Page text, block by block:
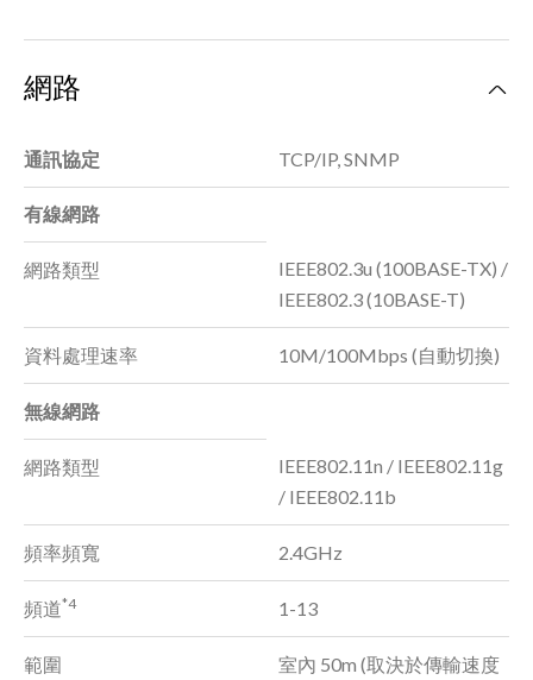
網路
通訊協定 TCP/IP, SNMP
有線網路
網路類型
IEEE802.3u (100BASE-TX) /
IEEE802.3 (10BASE-T)
資料處理速率 10M/100Mbps (自動切換)
無線網路
網路類型
IEEE802.11n / IEEE802.11g
/ IEEE802.11b
頻率頻寬 2.4GHz
頻道*4 1-13
範圍
室內 50m (取決於傳輸速度